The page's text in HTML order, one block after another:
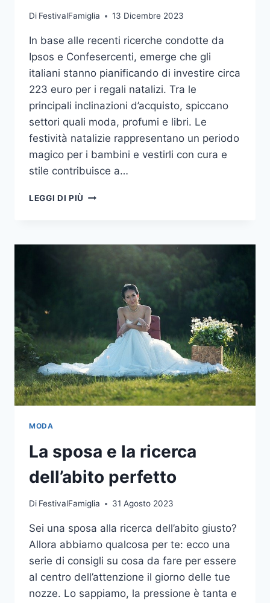
Di FestivalFamiglia 13 Dicembre 2023
In base alle recenti ricerche condotte da
Ipsos e Confesercenti, emerge che gli
italiani stanno pianificando di investire circa
223 euro per i regali natalizi. Tra le
principali inclinazioni d’acquisto, spiccano
settori quali moda, profumi e libri. Le
festività natalizie rappresentano un periodo
magico per i bambini e vestirli con cura e
stile contribuisce a…
LEGGI DI PIÙ COME
PER
NATALIZIE
MODA
La sposa e la ricerca
dell’abito perfetto
Di FestivalFamiglia 31 Agosto 2023
Sei una sposa alla ricerca dell’abito giusto?
Allora abbiamo qualcosa per te: ecco una
serie di consigli su cosa da fare per essere
al centro dell’attenzione il giorno delle tue
nozze. Lo sappiamo, la pressione è tanta e